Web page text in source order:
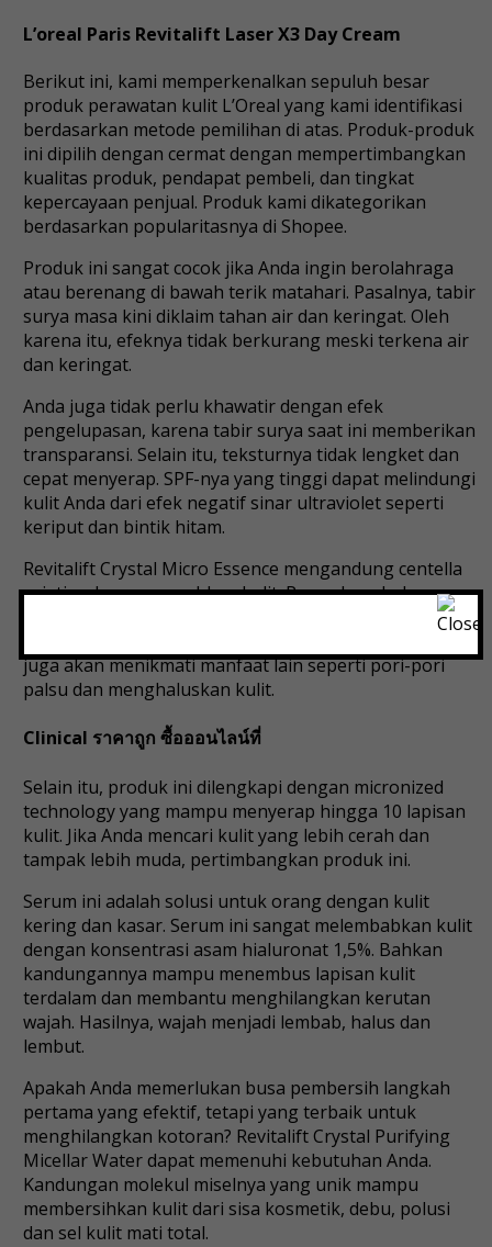
L’oreal Paris Revitalift Laser X3 Day Cream
Berikut ini, kami memperkenalkan sepuluh besar
produk perawatan kulit L’Oreal yang kami identifikasi
berdasarkan metode pemilihan di atas. Produk-produk
ini dipilih dengan cermat dengan mempertimbangkan
kualitas produk, pendapat pembeli, dan tingkat
kepercayaan penjual. Produk kami dikategorikan
berdasarkan popularitasnya di Shopee.
Produk ini sangat cocok jika Anda ingin berolahraga
atau berenang di bawah terik matahari. Pasalnya, tabir
surya masa kini diklaim tahan air dan keringat. Oleh
karena itu, efeknya tidak berkurang meski terkena air
dan keringat.
Anda juga tidak perlu khawatir dengan efek
pengelupasan, karena tabir surya saat ini memberikan
transparansi. Selain itu, teksturnya tidak lengket dan
cepat menyerap. SPF-nya yang tinggi dapat melindungi
kulit Anda dari efek negatif sinar ultraviolet seperti
keriput dan bintik hitam.
Revitalift Crystal Micro Essence mengandung centella
asiatica dan mencerahkan kulit. Perpaduan bahan-
bahan tersebut dapat mencegah tanda-tanda penuaan
juga akan menikmati manfaat lain seperti pori-pori
palsu dan menghaluskan kulit.
Clinical ราคาถูก ซื้อออนไลน์ที่
Selain itu, produk ini dilengkapi dengan micronized
technology yang mampu menyerap hingga 10 lapisan
kulit. Jika Anda mencari kulit yang lebih cerah dan
tampak lebih muda, pertimbangkan produk ini.
Serum ini adalah solusi untuk orang dengan kulit
kering dan kasar. Serum ini sangat melembabkan kulit
dengan konsentrasi asam hialuronat 1,5%. Bahkan
kandungannya mampu menembus lapisan kulit
terdalam dan membantu menghilangkan kerutan
wajah. Hasilnya, wajah menjadi lembab, halus dan
lembut.
Apakah Anda memerlukan busa pembersih langkah
pertama yang efektif, tetapi yang terbaik untuk
menghilangkan kotoran? Revitalift Crystal Purifying
Micellar Water dapat memenuhi kebutuhan Anda.
Kandungan molekul miselnya yang unik mampu
membersihkan kulit dari sisa kosmetik, debu, polusi
dan sel kulit mati total.